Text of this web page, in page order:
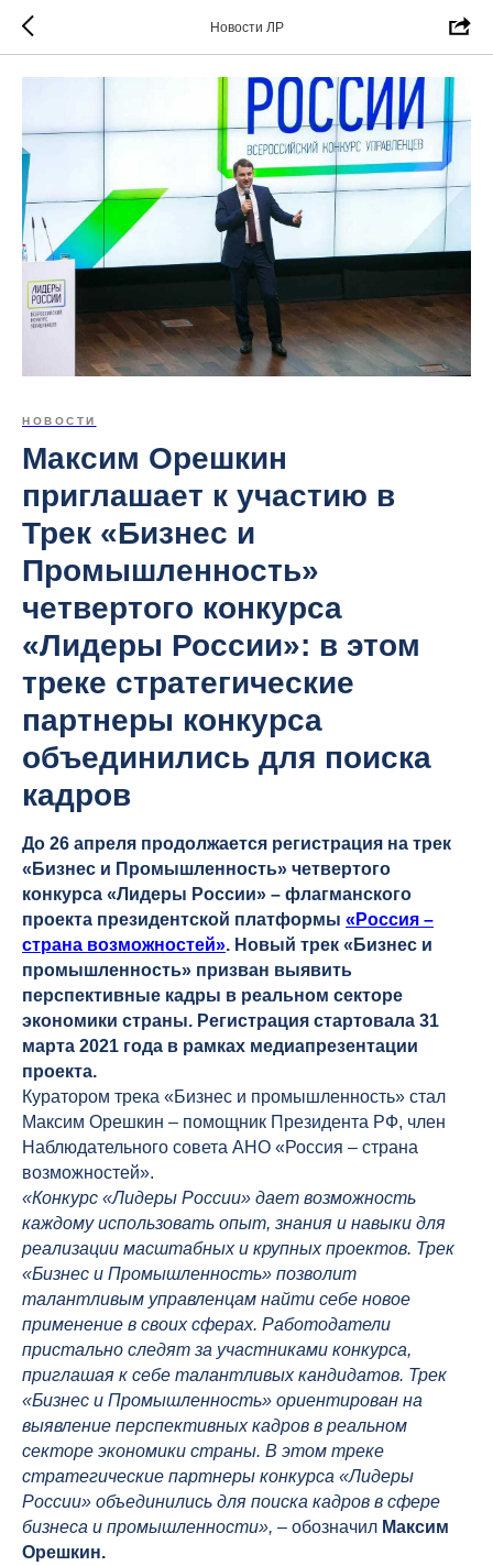
Новости ЛР
НОВОСТИ
Максим Орешкин
приглашает к участию в
Трек «Бизнес и
Промышленность»
четвертого конкурса
«Лидеры России»: в этом
треке стратегические
партнеры конкурса
объединились для поиска
кадров
До 26 апреля продолжается регистрация на трек
«Бизнес и Промышленность» четвертого
конкурса «Лидеры России» – флагманского
проекта президентской платформы «Россия –
страна возможностей». Новый трек «Бизнес и
промышленность» призван выявить
перспективные кадры в реальном секторе
экономики страны. Регистрация стартовала 31
марта 2021 года в рамках медиапрезентации
проекта.
Куратором трека «Бизнес и промышленность» стал
Максим Орешкин – помощник Президента РФ, член
Наблюдательного совета АНО «Россия – страна
возможностей».
«Конкурс «Лидеры России» дает возможность
каждому использовать опыт, знания и навыки для
реализации масштабных и крупных проектов. Трек
«Бизнес и Промышленность» позволит
талантливым управленцам найти себе новое
применение в своих сферах. Работодатели
пристально следят за участниками конкурса,
приглашая к себе талантливых кандидатов. Трек
«Бизнес и Промышленность» ориентирован на
выявление перспективных кадров в реальном
секторе экономики страны. В этом треке
стратегические партнеры конкурса «Лидеры
России» объединились для поиска кадров в сфере
бизнеса и промышленности», – обозначил Максим
Орешкин.